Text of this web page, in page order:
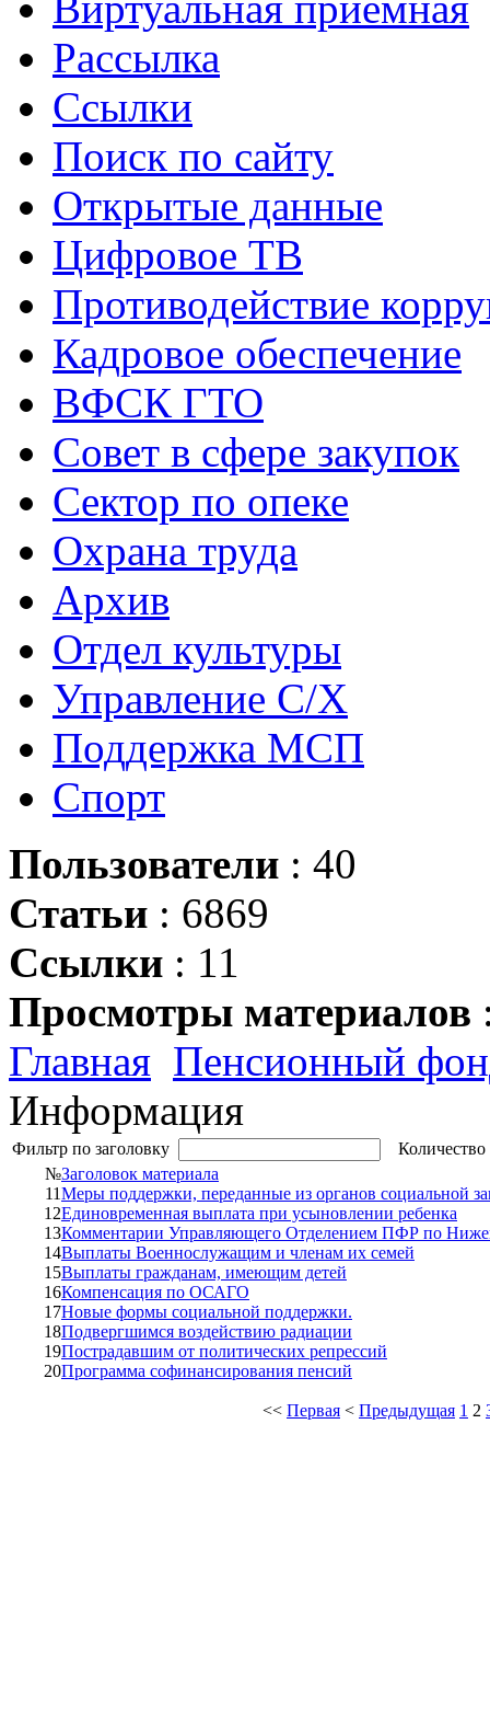
Рассылка
Ссылки
Поиск по сайту
Открытые данные
Цифровое ТВ
Противодействие
Кадровое обеспечение
ВФСК ГТО
Совет в сфере закупок
Сектор по опеке
Охрана труда
Архив
Отдел культуры
Управление С/Х
Поддержка МСП
Спорт
Пользователи : 40
Статьи : 6869
Ссылки : 11
Просмотры материалов
Главная Пенсионный
Информация
Фильтр по заголовку
№Заголовок материала
11Меры поддержки, переданные из органов социальной
12Единовременная выплата при усыновлении ребенка
13Комментарии Управляющего Отделением ПФР по
14Выплаты Военнослужащим и членам их семей
15Выплаты гражданам, имеющим детей
16Компенсация по ОСАГО
17Новые формы социальной поддержки.
18Подвергшимся воздействию радиации
19Пострадавшим от политических репрессий
20Программа софинансирования пенсий
<< Первая < Предыдущая 1 2